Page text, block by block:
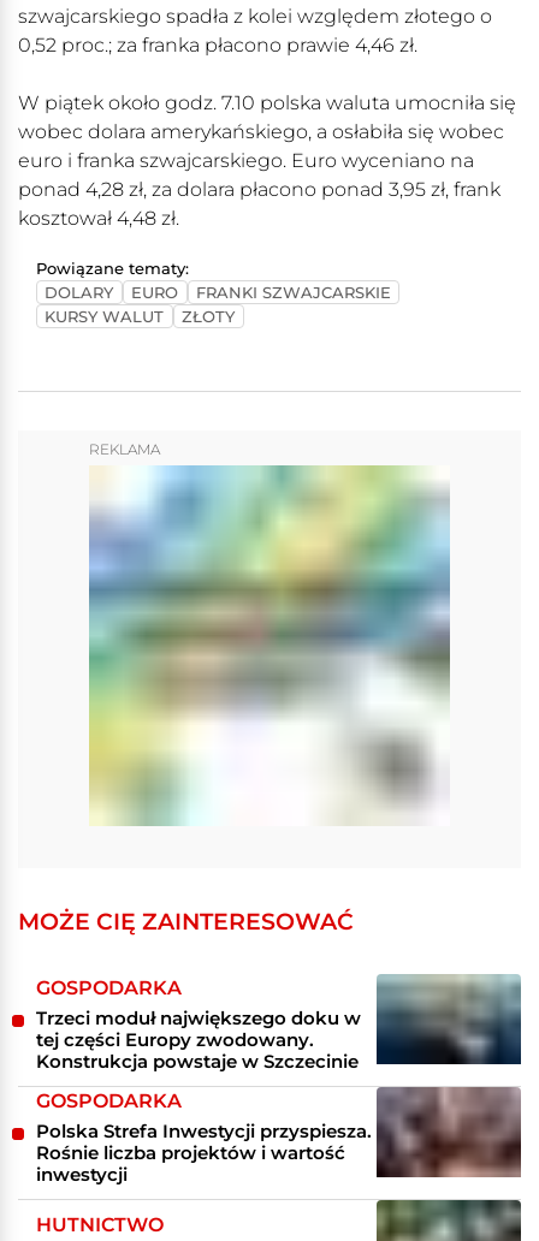
szwajcarskiego spadła z kolei względem złotego o
0,52 proc.; za franka płacono prawie 4,46 zł.
W piątek około godz. 7.10 polska waluta umocniła się
wobec dolara amerykańskiego, a osłabiła się wobec
euro i franka szwajcarskiego. Euro wyceniano na
ponad 4,28 zł, za dolara płacono ponad 3,95 zł, frank
kosztował 4,48 zł.
Powiązane tematy:
DOLARY
EURO
FRANKI SZWAJCARSKIE
KURSY WALUT
ZŁOTY
REKLAMA
MOŻE CIĘ ZAINTERESOWAĆ
GOSPODARKA
Trzeci moduł największego doku w
tej części Europy zwodowany.
Konstrukcja powstaje w Szczecinie
GOSPODARKA
Polska Strefa Inwestycji przyspiesza.
Rośnie liczba projektów i wartość
inwestycji
HUTNICTWO